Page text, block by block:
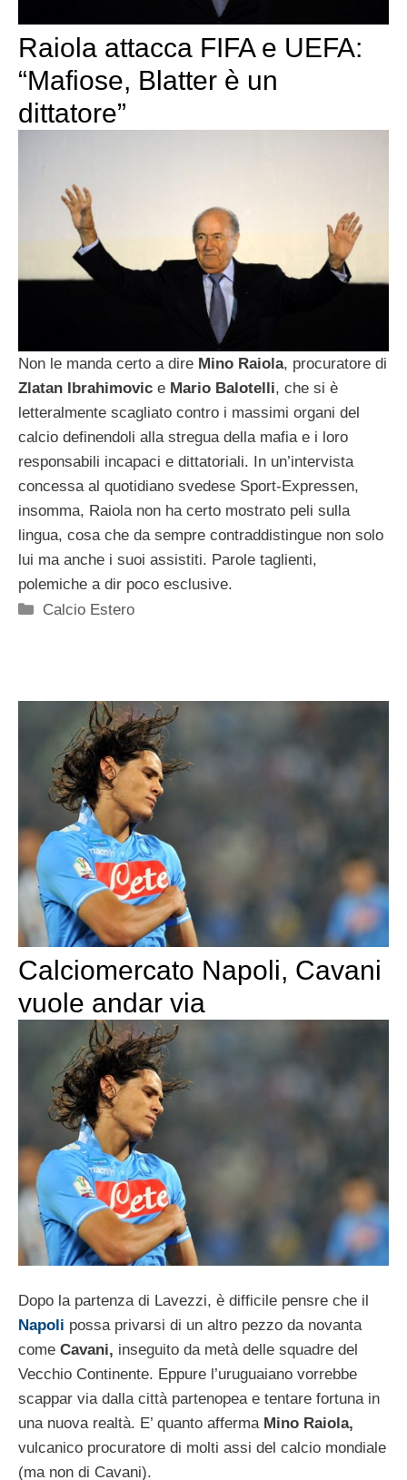
Raiola attacca FIFA e UEFA:
“Mafiose, Blatter è un
dittatore”
Non le manda certo a dire Mino Raiola, procuratore di
Zlatan Ibrahimovic e Mario Balotelli, che si è
letteralmente scagliato contro i massimi organi del
calcio definendoli alla stregua della mafia e i loro
responsabili incapaci e dittatoriali. In un’intervista
concessa al quotidiano svedese Sport-Expressen,
insomma, Raiola non ha certo mostrato peli sulla
lingua, cosa che da sempre contraddistingue non solo
lui ma anche i suoi assistiti. Parole taglienti,
polemiche a dir poco esclusive.
Categorie
Calcio Estero
Calciomercato Napoli, Cavani
vuole andar via
Dopo la partenza di Lavezzi, è difficile pensre che il
Napoli possa privarsi di un altro pezzo da novanta
come Cavani, inseguito da metà delle squadre del
Vecchio Continente. Eppure l’uruguaiano vorrebbe
scappar via dalla città partenopea e tentare fortuna in
una nuova realtà. E’ quanto afferma Mino Raiola,
vulcanico procuratore di molti assi del calcio mondiale
(ma non di Cavani).